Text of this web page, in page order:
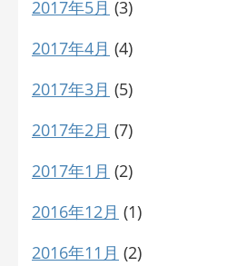
2017年5月 (3)
2017年4月 (4)
2017年3月 (5)
2017年2月 (7)
2017年1月 (2)
2016年12月 (1)
2016年11月 (2)